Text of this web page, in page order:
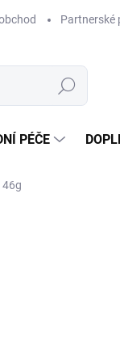
Partnerské
Hledat
PÉČE
46g